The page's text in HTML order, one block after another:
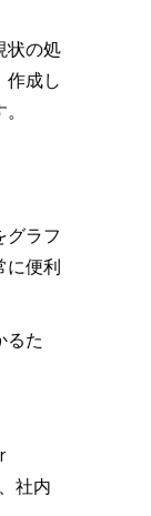
状の処
作成し
グラフ
に便利
るた
社内